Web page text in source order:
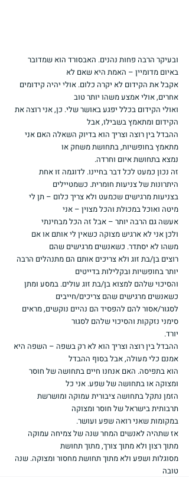
ובעיקר הרבה פחות נהנים. האבסורד הוא שמדובר
באיום מדומיין – האמת היא שאם לא
אקבל את הקידום לא יקרה כלום. אולי יהיה קידומים
אחרים, אולי אמצע משהו יותר טוב
ואולי הקידום בכלל יפגע באושר שלי. כן, אני רוצה את
הקידום ומתאמץ בשבילו, אבל
ההבדל בין רוצה וצריך הוא בדיוק השאלה האם אני
מתאמץ בחופשיות, בתחושת משחק או
נמצא בתחושת איום וחרדה.
זה נכון כמעט לכל דבר בחיינו. לדוגמה זו אחת
היתרונות של צניעות חומרית. כשמטיילים
בצניעות מרגישים שכמעט ולא צריך כלום – תן לי
מיטה ואוכל במכולת והכל מצוין – אני
אעשה גם הרבה יותר – אבל זה הכל מבחינתי
ולכן אני לא ארגיש מצוקה כשאין לי אותם או אם
משהו לא יסתדר. כשאנשים מרגישים שהם
רוצים בן/בת זוג ולא צריכים אותם הם מתנהלים הרבה
יותר בחופשיות ובקלילות בדייטים
והסיכוי שלהם למצוא בן/בת זוג עולים. במסע ומתן
כשאנשים מרגישים שהם צריכים/חייבים
לסגור/אסור להם להפסיד הם נהיים נוקשים, מראים
סימני נזקקות והסיכוי שלהם לסגור
יורד.
ההבדל בין רוצה וצריך הוא לא רק בשפה – השפה היא
אמנם כלי מעולה, אבל בסוף ההבדל
הוא בתפיסה. האם אנחנו חיים בתחושה של חוסר
ומצוקה או בתחושה של שפע. אני כל
הזמן נתקל בתחושה ציבורית עמוקה ומושרשת
תרבותית בישראל של חוסר ומצוקה
במקומות שאני רואה שפע ועושר.
אז שתהיה לאנשים המחר שנה של צמיחה עמוקה
מתוך רצון ולא מתוך צורך, מתוך תחושת
מסוגלות ושפע ולא מתוך תחושת מחסור ומצוקה. שנה
טובה